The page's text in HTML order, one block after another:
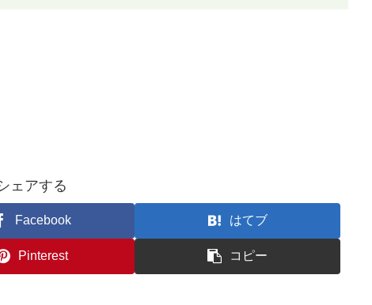
ェアする
Facebook はてブ
Pinterest コピー